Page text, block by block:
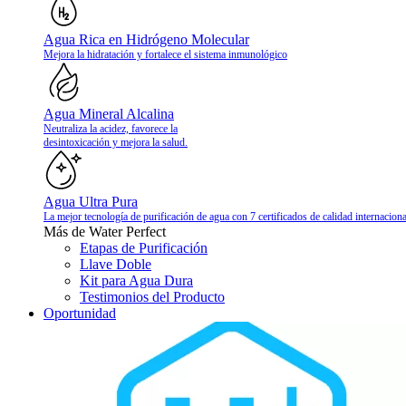
Agua Rica en Hidrógeno Molecular
Mejora la hidratación y fortalece el sistema inmunológico
Agua Mineral Alcalina
Neutraliza la acidez, favorece la
desintoxicación y mejora la salud.
Agua Ultra Pura
La mejor tecnología de purificación de agua con 7 certificados de calidad
Más de Water Perfect
Etapas de Purificación
Llave Doble
Kit para Agua Dura
Testimonios del Producto
Oportunidad